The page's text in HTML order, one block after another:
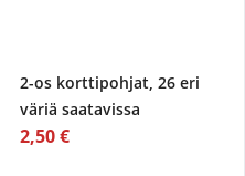
2-os korttipohjat, 26 eri
väriä saatavissa
2,50 €